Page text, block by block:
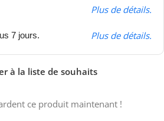
Plus de détails.
7 jours. Plus de détails.
à la liste de souhaits
ce produit maintenant !